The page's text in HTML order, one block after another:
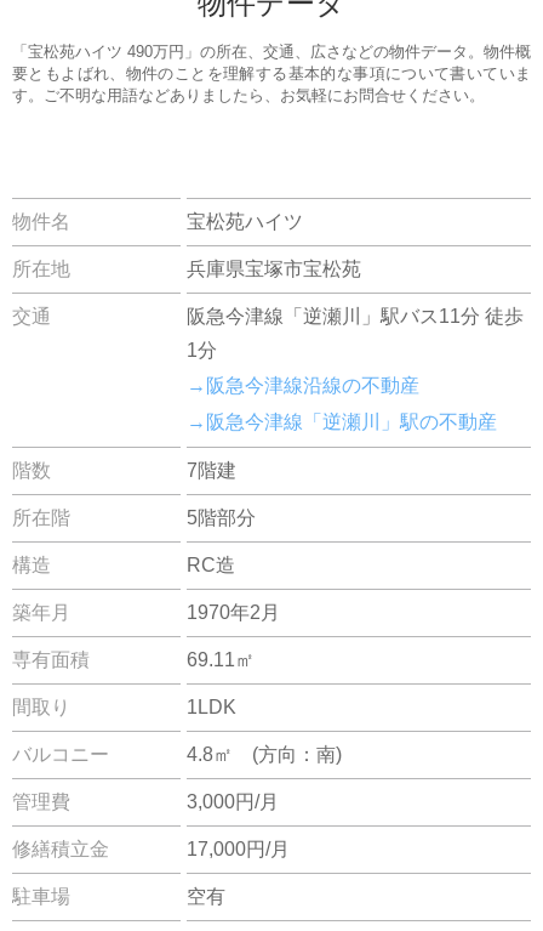
「宝松苑ハイツ 490万円」の所在、交通、広さなどの物件データ。物件概
要ともよばれ、物件のことを理解する基本的な事項について書いていま
す。ご不明な用語などありましたら、お気軽にお問合せください。
物件名 宝松苑ハイツ
所在地 兵庫県宝塚市宝松苑
交通
阪急今津線「逆瀬川」駅バス11分 徒歩
1分
→阪急今津線沿線の不動産
→阪急今津線「逆瀬川」駅の不動産
階数 7階建
所在階 5階部分
構造 RC造
築年月 1970年2月
専有面積 69.11㎡
間取り 1LDK
バルコニー 4.8㎡ (方向：南)
管理費 3,000円/月
修繕積立金 17,000円/月
駐車場 空有